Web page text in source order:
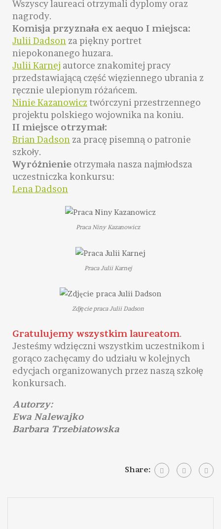
Wszyscy laureaci otrzymali dyplomy oraz
nagrody.
Komisja przyznała ex aequo I miejsca:
Julii Dadson za piękny portret
niepokonanego huzara.
Julii Karnej autorce znakomitej pracy
przedstawiającą część więziennego ubrania z
ręcznie ulepionym różańcem.
Ninie Kazanowicz twórczyni przestrzennego
projektu polskiego wojownika na koniu.
II miejsce otrzymał:
Brian Dadson za pracę pisemną o patronie
szkoły.
Wyróżnienie otrzymała nasza najmłodsza
uczestniczka konkursu:
Lena Dadson
Praca Niny Kazanowicz
Praca Julii Karnej
Zdjęcie praca Julii Dadson
Gratulujemy wszystkim laureatom.
Jesteśmy wdzięczni wszystkim uczestnikom i
gorąco zachęcamy do udziału w kolejnych
edycjach organizowanych przez naszą szkołę
konkursach.
Autorzy:
Ewa Nalewajko
Barbara Trzebiatowska
Share: